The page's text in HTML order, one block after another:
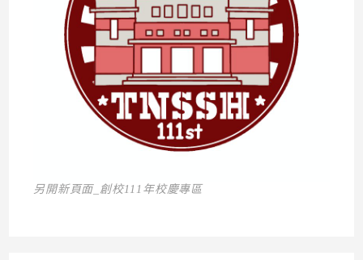
另開新頁面_創校111年校慶專區